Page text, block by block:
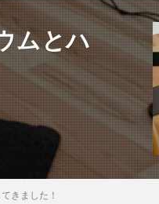
ムとハ
きました！